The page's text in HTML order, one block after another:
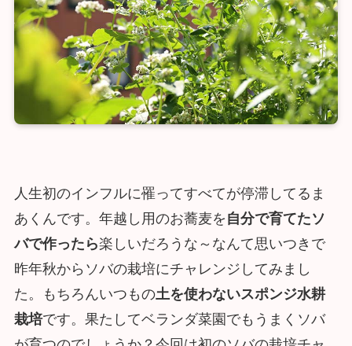
人生初のインフルに罹ってすべてが停滞してるま
あくんです。年越し用のお蕎麦を 自分で育てたソ
バで作ったら楽しいだろうな～なんて思いつきで
昨年秋からソバの栽培にチャレンジしてみまし
た。もちろんいつもの土を使わないスポンジ水耕
栽培です。果たしてベランダ菜園でもうまくソバ